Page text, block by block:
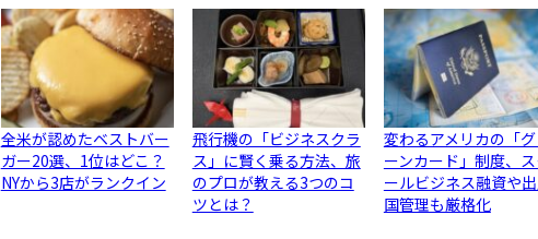
全米が認めたベストバー
ガー20選、1位はどこ？
NYから3店がランクイン
飛行機の「ビジネスクラ
ス」に賢く乗る方法、旅
のプロが教える3つのコ
ツとは？
変わるアメリカの「
ーンカード」制度、
ールビジネス融資や
国管理も厳格化